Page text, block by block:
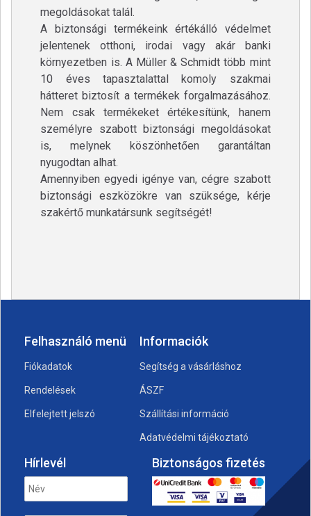
megoldásokat talál.
A biztonsági termékeink értékálló védelmet
jelentenek otthoni, irodai vagy akár banki
környezetben is. A Müller & Schmidt több mint
10 éves tapasztalattal komoly szakmai
hátteret biztosít a termékek forgalmazásához.
Nem csak termékeket értékesítünk, hanem
személyre szabott biztonsági megoldásokat
is, melynek köszönhetően garantáltan
nyugodtan alhat.
Amennyiben egyedi igénye van, cégre szabott
biztonsági eszközökre van szüksége, kérje
szakértő munkatársunk segítségét!
Felhasználó menü
Fiókadatok
Rendelések
Elfelejtett jelszó
Informaciók
Segítség a vásárláshoz
ÁSZF
Szállítási információ
Adatvédelmi tájékoztató
Hírlevél Biztonságos fizetés